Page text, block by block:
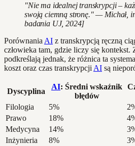
"Nie ma idealnej transkrypcji –
swoją ciemną stronę." — Michał,
badania UJ, 2024]
Porównania AI z transkrypcją ręczną
człowieka tam, gdzie liczy się kontekst.
podkreślają jednak, że różnica ta
koszt oraz czas transkrypcji AI są
Dyscyplina
AI: Średni wskaźnik
błędów
Filologia
5%
Prawo
18%
Medycyna
14%
Inżynieria
8%